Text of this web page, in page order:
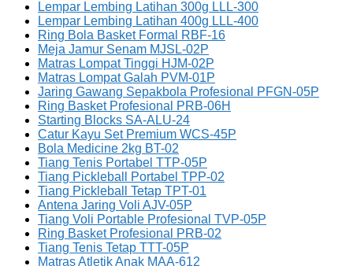
Lempar Lembing Latihan 300g LLL-300
Lempar Lembing Latihan 400g LLL-400
Ring Bola Basket Formal RBF-16
Meja Jamur Senam MJSL-02P
Matras Lompat Tinggi HJM-02P
Matras Lompat Galah PVM-01P
Jaring Gawang Sepakbola Profesional PFGN-05P
Ring Basket Profesional PRB-06H
Starting Blocks SA-ALU-24
Catur Kayu Set Premium WCS-45P
Bola Medicine 2kg BT-02
Tiang Tenis Portabel TTP-05P
Tiang Pickleball Portabel TPP-02
Tiang Pickleball Tetap TPT-01
Antena Jaring Voli AJV-05P
Tiang Voli Portable Profesional TVP-05P
Ring Basket Profesional PRB-02
Tiang Tenis Tetap TTT-05P
Matras Atletik Anak MAA-612